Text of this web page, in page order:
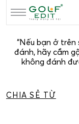
“Nếu bạn ở
đánh, hãy cầm
không đánh
CHIA SẺ TỪ